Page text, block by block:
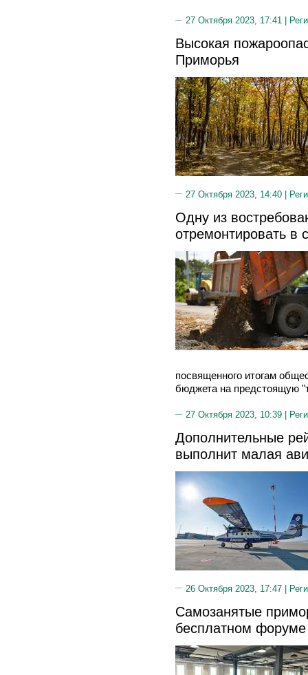
27 Октября 2023, 17:41 |
Высокая
Приморья
27 Октября 2023, 14:40 |
Одну из
отремонтировать в
посвященного итогам
бюджета на предстоящую
27 Октября 2023, 10:39 |
Дополнительные
выполнит малая
26 Октября 2023, 17:47 |
Самозанятые
бесплатном форуме